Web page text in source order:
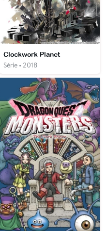
Clockwork Planet
Série • 2018